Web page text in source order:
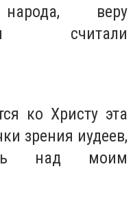
народа, веру
считали
ко Христу эта
зрения иудеев,
над моим